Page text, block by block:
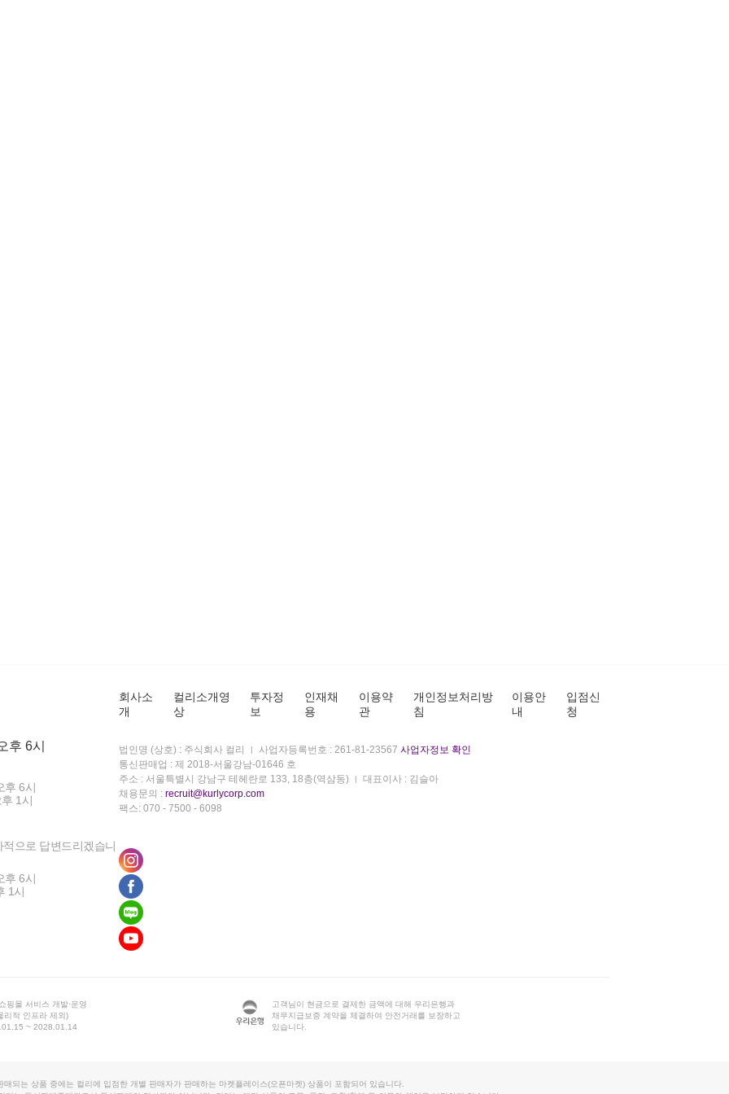
후 6시
후 6시
1시
으로 답변드리겠습니
후 6시
1시
회사소
개
컬리소개영
상
투자정
보
인재채
용
이용약
관
개인정보처리방
침
이용안
내
입점신
청
법인명 (상호) : 주식회사 컬리 사업자등록번호 : 261-81-23567 사업자정보 확인
통신판매업 : 제 2018-서울강남-01646 호
주소 : 서울특별시 강남구 테헤란로 133, 18층(역삼동)
대표이사 : 김슬아
채용문의 : recruit@kurlycorp.com
팩스: 070 - 7500 - 6098
핑몰 서비스 개발·운영
리적 인프라 제외)
~ 2028.01.14
고객님이 현금으로 결제한 금액에 대해 우리은행과
채무지급보증 계약을 체결하여 안전거래를 보장하고
있습니다.
매되는 상품 중에는 컬리에 입점한 개별 판매자가 판매하는 마켓플레이스(오픈마켓) 상품이 포함되어 있습니다.